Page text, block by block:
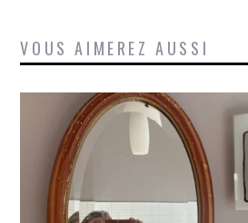
VOUS AIMEREZ AUSSI